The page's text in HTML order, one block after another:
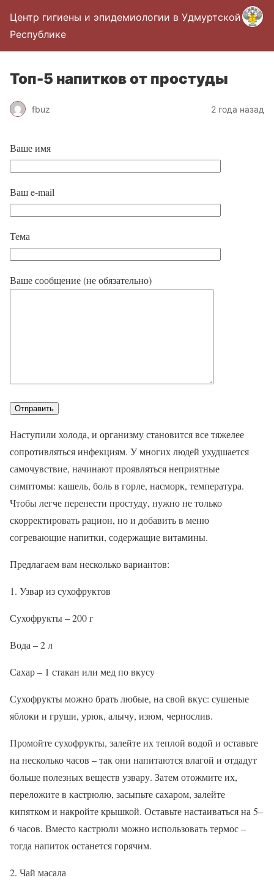
Центр гигиены и эпидемиологии в Удмуртской
Республике
Топ-5 напитков от простуды
fbuz 2 года назад
Ваше имя
Ваш e-mail
Тема
Ваше сообщение (не обязательно)
Наступили холода, и организму становится все тяжелее
сопротивляться инфекциям. У многих людей ухудшается
самочувствие, начинают проявляться неприятные
симптомы: кашель, боль в горле, насморк, температура.
Чтобы легче перенести простуду, нужно не только
скорректировать рацион, но и добавить в меню
согревающие напитки, содержащие витамины.
Предлагаем вам несколько вариантов:
1. Узвар из сухофруктов
Сухофрукты – 200 г
Вода – 2 л
Сахар – 1 стакан или мед по вкусу
Сухофрукты можно брать любые, на свой вкус: сушеные
яблоки и груши, урюк, алычу, изюм, чернослив.
Промойте сухофрукты, залейте их теплой водой и оставьте
на несколько часов – так они напитаются влагой и отдадут
больше полезных веществ узвару. Затем отожмите их,
переложите в кастрюлю, засыпьте сахаром, залейте
кипятком и накройте крышкой. Оставьте настаиваться на 5–
6 часов. Вместо кастрюли можно использовать термос –
тогда напиток останется горячим.
2. Чай масала